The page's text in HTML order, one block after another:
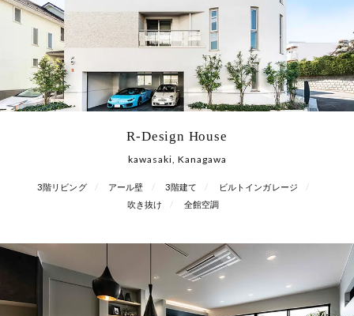
R-Design House
kawasaki, Kanagawa
3階リビング アール壁 3階建て
ビルトインガレージ
吹き抜け
全館空調